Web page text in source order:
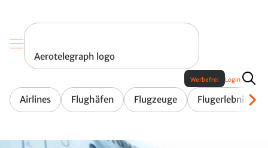
Aerotelegraph logo
Airlines Flughäfen Flugzeuge Flugerlebnis
Werbefrei Login